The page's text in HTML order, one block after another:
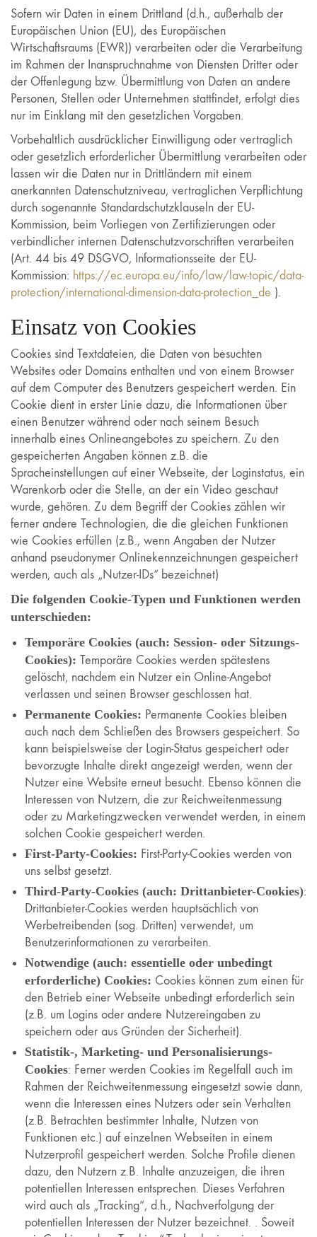
Sofern wir Daten in einem Drittland (d.h., außerhalb der
Europäischen Union (EU), des Europäischen
Wirtschaftsraums (EWR)) verarbeiten oder die Verarbeitung
im Rahmen der Inanspruchnahme von Diensten Dritter oder
der Offenlegung bzw. Übermittlung von Daten an andere
Personen, Stellen oder Unternehmen stattfindet, erfolgt dies
nur im Einklang mit den gesetzlichen Vorgaben.
Vorbehaltlich ausdrücklicher Einwilligung oder vertraglich
oder gesetzlich erforderlicher Übermittlung verarbeiten oder
lassen wir die Daten nur in Drittländern mit einem
anerkannten Datenschutzniveau, vertraglichen Verpflichtung
durch sogenannte Standardschutzklauseln der EU-
Kommission, beim Vorliegen von Zertifizierungen oder
verbindlicher internen Datenschutzvorschriften verarbeiten
(Art. 44 bis 49 DSGVO, Informationsseite der EU-
Kommission: https://ec.europa.eu/info/law/law-topic/data-
protection/international-dimension-data-protection_de ).
Einsatz von Cookies
Cookies sind Textdateien, die Daten von besuchten
Websites oder Domains enthalten und von einem Browser
auf dem Computer des Benutzers gespeichert werden. Ein
Cookie dient in erster Linie dazu, die Informationen über
einen Benutzer während oder nach seinem Besuch
innerhalb eines Onlineangebotes zu speichern. Zu den
gespeicherten Angaben können z.B. die
Spracheinstellungen auf einer Webseite, der Loginstatus, ein
Warenkorb oder die Stelle, an der ein Video geschaut
wurde, gehören. Zu dem Begriff der Cookies zählen wir
ferner andere Technologien, die die gleichen Funktionen
wie Cookies erfüllen (z.B., wenn Angaben der Nutzer
anhand pseudonymer Onlinekennzeichnungen gespeichert
werden, auch als „Nutzer-IDs“ bezeichnet)
Die folgenden Cookie-Typen und Funktionen werden
unterschieden:
Temporäre Cookies (auch: Session- oder Sitzungs-
Cookies): Temporäre Cookies werden spätestens
gelöscht, nachdem ein Nutzer ein Online-Angebot
verlassen und seinen Browser geschlossen hat.
Permanente Cookies: Permanente Cookies bleiben
auch nach dem Schließen des Browsers gespeichert. So
kann beispielsweise der Login-Status gespeichert oder
bevorzugte Inhalte direkt angezeigt werden, wenn der
Nutzer eine Website erneut besucht. Ebenso können die
Interessen von Nutzern, die zur Reichweitenmessung
oder zu Marketingzwecken verwendet werden, in einem
solchen Cookie gespeichert werden.
First-Party-Cookies: First-Party-Cookies werden von
uns selbst gesetzt.
Third-Party-Cookies (auch: Drittanbieter-Cookies):
Drittanbieter-Cookies werden hauptsächlich von
Werbetreibenden (sog. Dritten) verwendet, um
Benutzerinformationen zu verarbeiten.
Notwendige (auch: essentielle oder unbedingt
erforderliche) Cookies: Cookies können zum einen für
den Betrieb einer Webseite unbedingt erforderlich sein
(z.B. um Logins oder andere Nutzereingaben zu
speichern oder aus Gründen der Sicherheit).
Statistik-, Marketing- und Personalisierungs-
Cookies: Ferner werden Cookies im Regelfall auch im
Rahmen der Reichweitenmessung eingesetzt sowie dann,
wenn die Interessen eines Nutzers oder sein Verhalten
(z.B. Betrachten bestimmter Inhalte, Nutzen von
Funktionen etc.) auf einzelnen Webseiten in einem
Nutzerprofil gespeichert werden. Solche Profile dienen
dazu, den Nutzern z.B. Inhalte anzuzeigen, die ihren
potentiellen Interessen entsprechen. Dieses Verfahren
wird auch als „Tracking“, d.h., Nachverfolgung der
potentiellen Interessen der Nutzer bezeichnet. . Soweit